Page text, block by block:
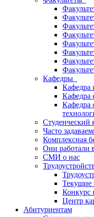
Кафедры
Кафедра
Кафедра
Кафедра
Студенческий
Часто
Комплексная
Они
СМИ о нас
Текущие
Конкурс
Центр
Абитуриентам